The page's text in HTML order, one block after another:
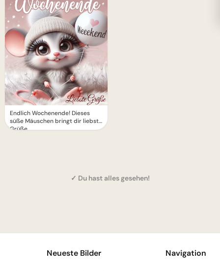
Endlich Wochenende! Dieses
süße Mäuschen bringt dir liebste
Grüße.
✓ Du hast alles gesehen!
Neueste Bilder Navigation